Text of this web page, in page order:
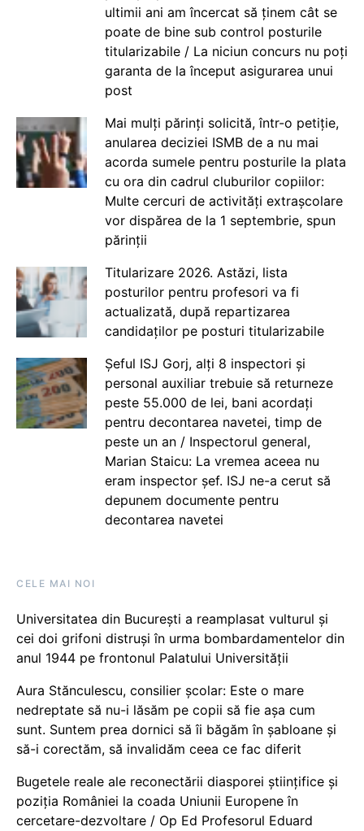
ultimii ani am încercat să ținem cât se
poate de bine sub control posturile
titularizabile / La niciun concurs nu poți
garanta de la început asigurarea unui
post
Mai mulți părinți solicită, într-o petiție,
anularea deciziei ISMB de a nu mai
acorda sumele pentru posturile la plata
cu ora din cadrul cluburilor copiilor:
Multe cercuri de activități extrașcolare
vor dispărea de la 1 septembrie, spun
părinții
Titularizare 2026. Astăzi, lista
posturilor pentru profesori va fi
actualizată, după repartizarea
candidaților pe posturi titularizabile
Șeful ISJ Gorj, alți 8 inspectori și
personal auxiliar trebuie să returneze
peste 55.000 de lei, bani acordați
pentru decontarea navetei, timp de
peste un an / Inspectorul general,
Marian Staicu: La vremea aceea nu
eram inspector șef. ISJ ne-a cerut să
depunem documente pentru
decontarea navetei
CELE MAI NOI
Universitatea din București a reamplasat vulturul și
cei doi grifoni distruși în urma bombardamentelor din
anul 1944 pe frontonul Palatului Universității
Aura Stănculescu, consilier școlar: Este o mare
nedreptate să nu-i lăsăm pe copii să fie așa cum
sunt. Suntem prea dornici să îi băgăm în șabloane și
să-i corectăm, să invalidăm ceea ce fac diferit
Bugetele reale ale reconectării diasporei științifice și
poziția României la coada Uniunii Europene în
cercetare-dezvoltare / Op Ed Profesorul Eduard